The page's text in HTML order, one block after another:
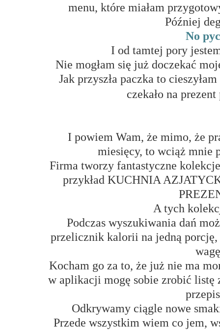
menu, które miałam
Później
No
I od tamtej pory
Nie mogłam się już doczekać
Jak przyszła paczka to
czekało na
I powiem Wam, że mimo, że
miesięcy, to wciąż mnie
Firma tworzy fantastyczne
przykład KUCHNIA
A tych
Podczas wyszukiwania dań
przelicznik kalorii na jedną
Kocham go za to, że już nie ma
w aplikacji mogę sobie zrobić listę
Odkrywamy ciągle nowe
Przede wszystkim wiem co jem,